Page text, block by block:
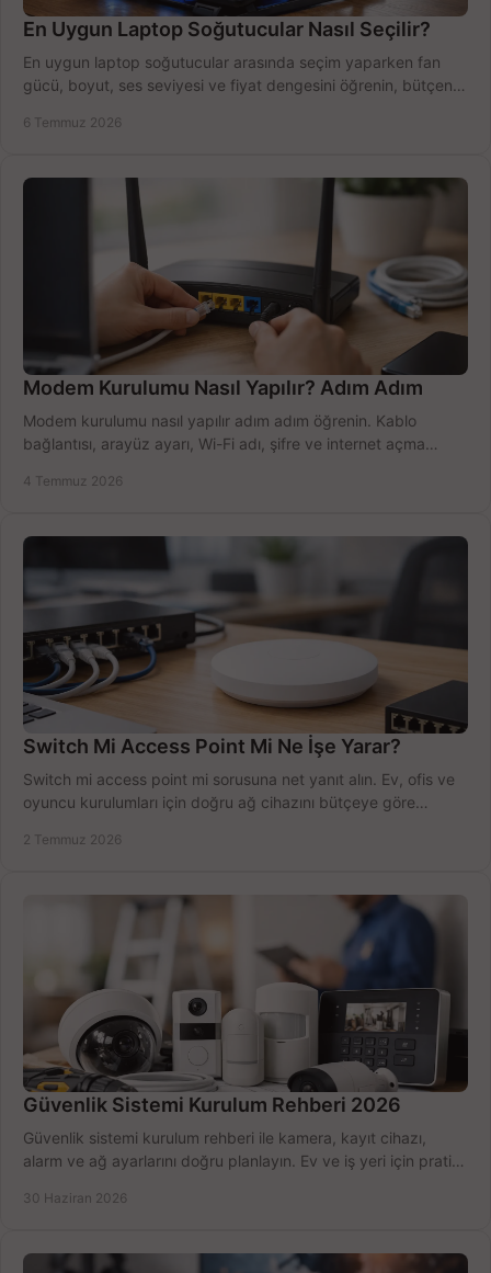
En Uygun Laptop Soğutucular Nasıl Seçilir?
En uygun laptop soğutucular arasında seçim yaparken fan
gücü, boyut, ses seviyesi ve fiyat dengesini öğrenin, bütçenizi
6 Temmuz 2026
Modem Kurulumu Nasıl Yapılır? Adım Adım
Modem kurulumu nasıl yapılır adım adım öğrenin. Kablo
bağlantısı, arayüz ayarı, Wi-Fi adı, şifre ve internet açma
4 Temmuz 2026
Switch Mi Access Point Mi Ne İşe Yarar?
Switch mi access point mi sorusuna net yanıt alın. Ev, ofis ve
oyuncu kurulumları için doğru ağ cihazını bütçeye göre
2 Temmuz 2026
Güvenlik Sistemi Kurulum Rehberi 2026
Güvenlik sistemi kurulum rehberi ile kamera, kayıt cihazı,
alarm ve ağ ayarlarını doğru planlayın. Ev ve iş yeri için pratik
30 Haziran 2026